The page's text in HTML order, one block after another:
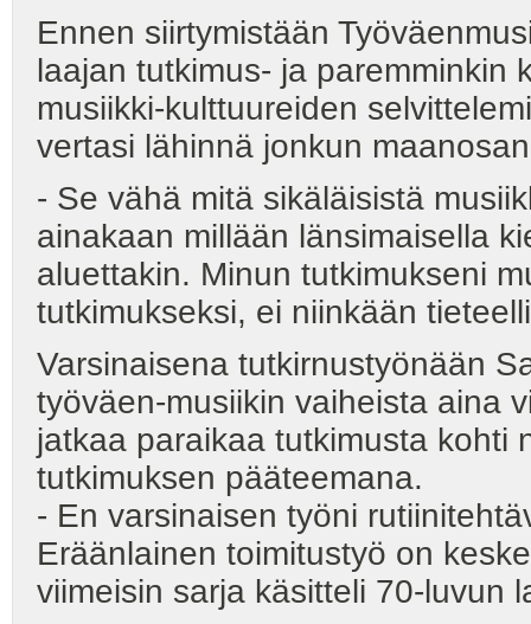
Ennen siirtymistään
laajan tutkimus- ja paremminkin
musiikki-kulttuureiden
vertasi lähinnä jonkun
- Se vähä mitä sikäläisistä
ainakaan millään länsimaisella
aluettakin. Minun tutkimukseni
tutkimukseksi, ei niinkään
Varsinaisena tutkirnustyönään
työväen-musiikin vaiheista aina
jatkaa paraikaa tutkimusta kohti
tutkimuksen pääteemana.
- En varsinaisen työni
Eräänlainen toimitustyö on
viimeisin sarja käsitteli 70-luvun